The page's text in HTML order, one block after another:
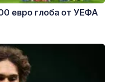
евро глоба от УЕФА